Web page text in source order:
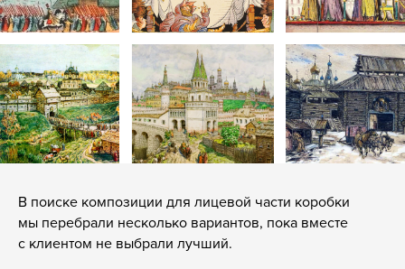
В поиске композиции для лицевой части коробки
мы перебрали несколько вариантов, пока вместе
с клиентом не выбрали лучший.